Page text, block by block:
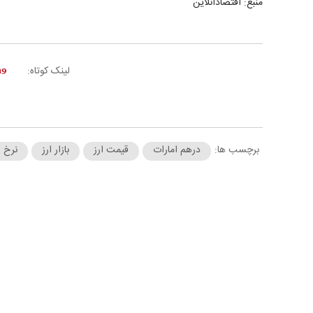
لینک کوتاه:
برچسب ها: درهم امارات قیمت ارز بازار ارز نرخ